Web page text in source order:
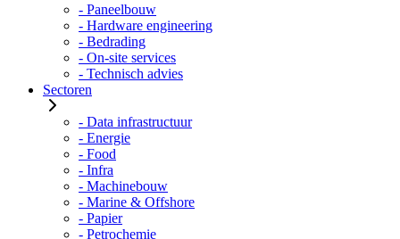
- Paneelbouw
- Hardware engineering
- Bedrading
- On-site services
- Technisch advies
Sectoren
- Data infrastructuur
- Energie
- Food
- Infra
- Machinebouw
- Marine & Offshore
- Papier
- Petrochemie